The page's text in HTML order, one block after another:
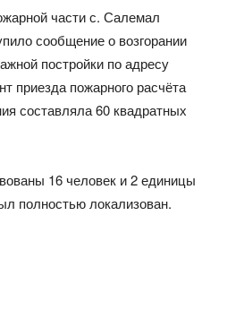
части с. Салемал
сообщение о возгорании
постройки по адресу
приезда пожарного расчёта
составляла 60 квадратных
16 человек и 2 единицы
полностью локализован.